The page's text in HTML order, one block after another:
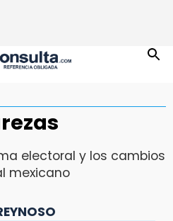
electoral y los cambios
mexicano